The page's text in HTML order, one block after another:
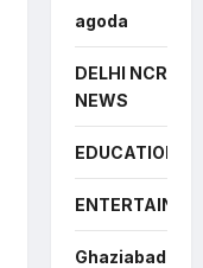
agoda
DELHI NCR
NEWS
EDUCATION
Ghaziabad